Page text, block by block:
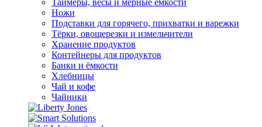
Таймеры, весы и мерные ёмкости
Ножи
Подставки для горячего, прихватки и варежки
Тёрки, овощерезки и измельчители
Хранение продуктов
Контейнеры для продуктов
Банки и ёмкости
Хлебницы
Чай и кофе
Чайники